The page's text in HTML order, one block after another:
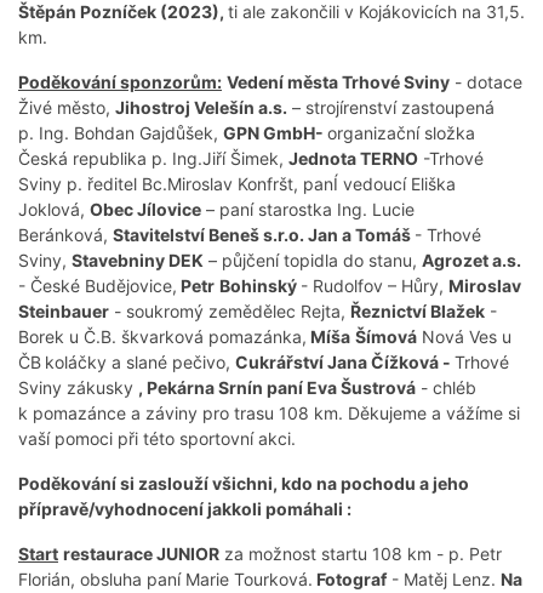
Štěpán Pozníček (2023), ti ale zakončili v Kojákovicích na 31,5.
km.
Poděkování sponzorům: Vedení města Trhové Sviny - dotace
Živé město, Jihostroj Velešín a.s. – strojírenství zastoupená
p. Ing. Bohdan Gajdůšek, GPN GmbH- organizační složka
Česká republika p. Ing.Jiří Šimek, Jednota TERNO -Trhové
Sviny p. ředitel Bc.Miroslav Konfršt, panÍ vedoucí Eliška
Joklová, Obec Jílovice – paní starostka Ing. Lucie
Beránková, Stavitelství Beneš s.r.o. Jan a Tomáš - Trhové
Sviny, Stavebniny DEK – půjčení topidla do stanu, Agrozet a.s.
- České Budějovice, Petr Bohinský - Rudolfov – Hůry, Miroslav
Steinbauer - soukromý zemědělec Rejta, Řeznictví Blažek -
Borek u Č.B. škvarková pomazánka, Míša Šímová Nová Ves u
ČB koláčky a slané pečivo, Cukrářství Jana Čížková - Trhové
Sviny zákusky , Pekárna Srnín paní Eva Šustrová - chléb
k pomazánce a záviny pro trasu 108 km. Děkujeme a vážíme si
vaší pomoci při této sportovní akci.
Poděkování si zaslouží všichni, kdo na pochodu a jeho
přípravě/vyhodnocení jakkoli pomáhali :
Start restaurace JUNIOR za možnost startu 108 km - p. Petr
Florián, obsluha paní Marie Tourková. Fotograf- Matěj Lenz. Na